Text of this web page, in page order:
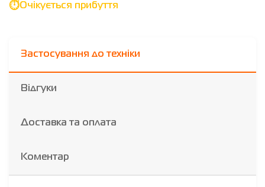
Очікується прибуття
Застосування до техніки
Відгуки
Доставка та оплата
Коментар